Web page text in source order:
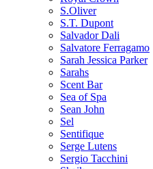
S.Oliver
S.T. Dupont
Salvador Dali
Salvatore Ferragamo
Sarah Jessica Parker
Sarahs
Scent Bar
Sea of Spa
Sean John
Sel
Sentifique
Serge Lutens
Sergio Tacchini